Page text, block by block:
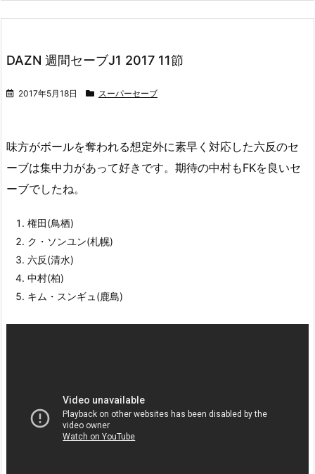
DAZN 週間セーブJ1 2017 11節
2017年5月18日 スーパーセーブ
味方がボールを奪われる想定外に素早く対応した六反のセ
ーブは集中力があって好きです。期待の中村もFKを良いセ
ーブでしたね。
権田(鳥栖)
ク・ソンユン(札幌)
六反(清水)
中村(柏)
キム・スンギュ(鹿島)